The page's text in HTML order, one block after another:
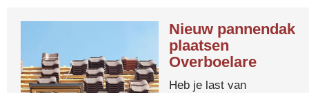
Nieuw pannendak
plaatsen
Overboelare
Heb je last van